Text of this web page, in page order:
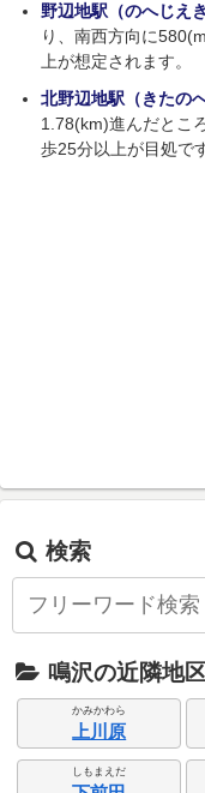
野辺地駅（のへじえき
り、南西方向に
上が想定されます。
北野辺地駅（きたの
1.78(km)進んだとこ
歩25分以上が目処で
検索
鳴沢の近隣地
かみかわら
上川原
しもまえだ